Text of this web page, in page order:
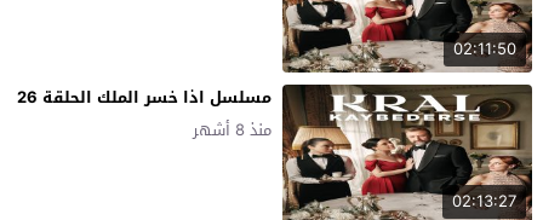
02:11:50
02:13:27
مسلسل اذا خسر الملك الحلقة 26
منذ 8 أشهر